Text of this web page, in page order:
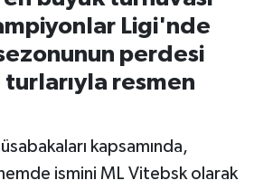
Ligi'nde
perdesi
resmen
kapsamında,
ismini ML Vitebsk olarak